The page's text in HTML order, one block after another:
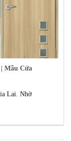
Mẫu Cửa
Lai. Nhờ